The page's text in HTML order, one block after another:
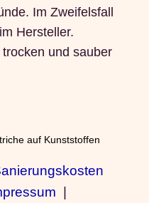
Im Zweifelsfall
Hersteller.
und sauber
auf Kunststoffen
|